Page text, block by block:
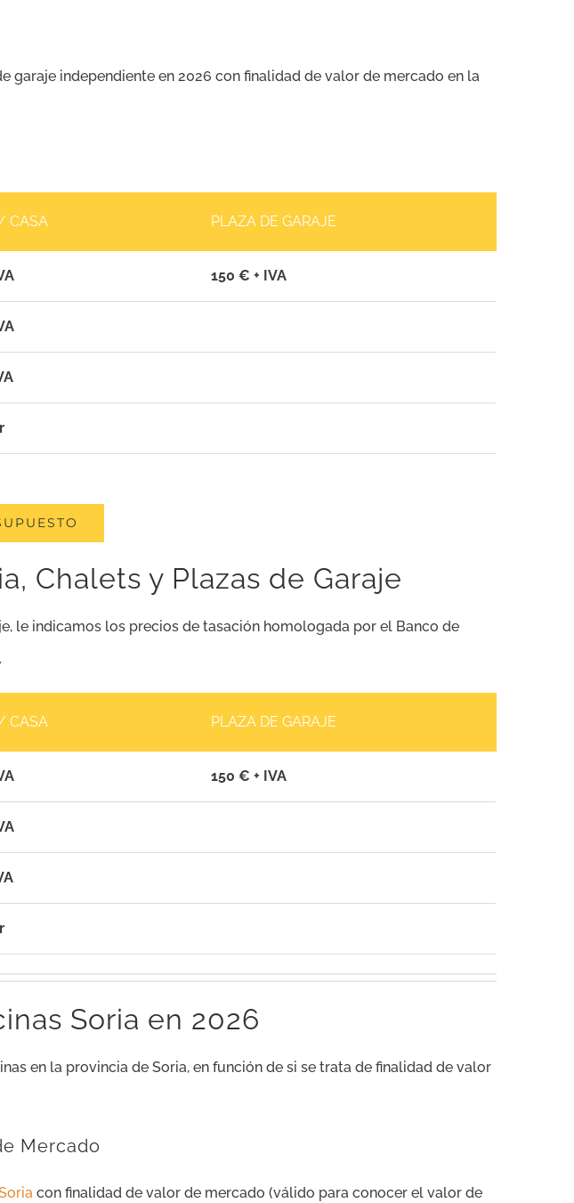
garaje independiente en 2026 con finalidad de valor de mercado en la
CASA PLAZA DE GARAJE
150 € + IVA
Chalets y Plazas de Garaje
le indicamos los precios de tasación homologada por el Banco de
CASA PLAZA DE GARAJE
150 € + IVA
Soria en 2026
en la provincia de Soria, en función de si se trata de finalidad de valor
Mercado
con finalidad de valor de mercado (válido para conocer el valor de